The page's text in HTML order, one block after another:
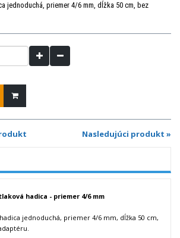
jednoduchá, priemer 4/6 mm, dĺžka 50 cm, bez
Nasledujúci produkt »
hadica - priemer 4/6 mm
jednoduchá, priemer 4/6 mm, dĺžka 50 cm,